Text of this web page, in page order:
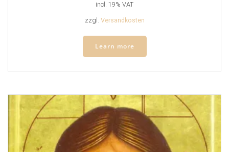
incl. 19% VAT
zzgl. Versandkosten
Learn more